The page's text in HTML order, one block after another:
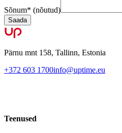
Sõnum* (nõutud)
Saada
Pärnu mnt 158, Tallinn, Estonia
+372 603 1700info@uptime.eu
Teenused